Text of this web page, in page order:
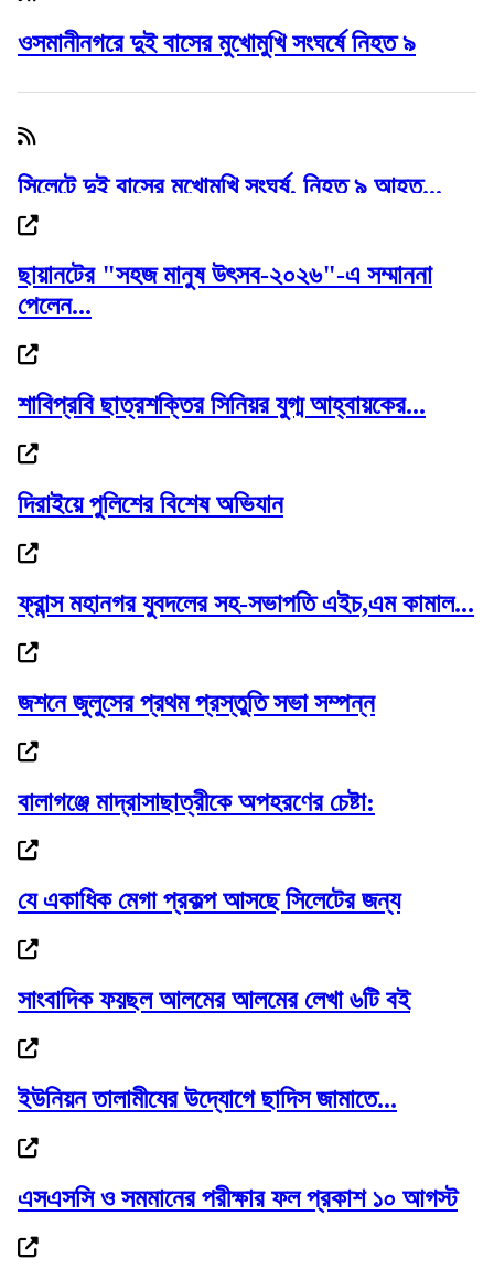
ওসমানীনগরে দুই বাসের মুখোমুখি সংঘর্ষে নিহত ৯
সিলেটে দুই বাসের মুখোমুখি সংঘর্ষ, নিহত ৯ আহত...
আওয়ামী লীগ আমাদের শত্রু নয়, মিত্র জুলাই স্মরণ...
পেটাও না কেন ওদের, সাদ্দামকে কাদের
পুলিশের ৭ কর্মকর্তাকে বদলি
গোলাপগঞ্জে প্রাথমিক শিক্ষাবৃত্তি পাওয়া ৭...
দেড় মাসের মধ্যে সর্বোচ্চে স্বর্ণের দাম
বাণিজ্যমন্ত্রীর সঙ্গে অস্ট্রেলিয়ার...
রোমে লেবানন-ইসরাইল সপ্তম দফার চূড়ান্ত বৈঠক,...
ছায়ানটের "সহজ মানুষ উৎসব-২০২৬"-এ সম্মাননা
পেলেন...
শাবিপ্রবি ছাত্রশক্তির সিনিয়র যুগ্ম আহ্বায়কের...
দিরাইয়ে পুলিশের বিশেষ অভিযান
ফ্রান্স মহানগর যুবদলের সহ-সভাপতি এইচ,এম কামাল...
জশনে জুলুসের প্রথম প্রস্তুতি সভা সম্পন্ন
বালাগঞ্জে মাদ্রাসাছাত্রীকে অপহরণের চেষ্টা:
যে একাধিক মেগা প্রকল্প আসছে সিলেটের জন্য
সাংবাদিক ফয়ছল আলমের আলমের লেখা ৬টি বই
ইউনিয়ন তালামীযের উদ্যোগে ছাদিস জামাতে...
এসএসসি ও সমমানের পরীক্ষার ফল প্রকাশ ১০ আগস্ট